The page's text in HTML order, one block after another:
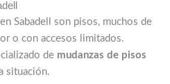
Sabadell son pisos, muchos de
o con accesos limitados.
de mudanzas de pisos
situación.